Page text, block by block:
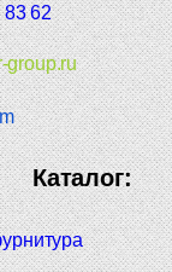
83 62
group.ru
Каталог: